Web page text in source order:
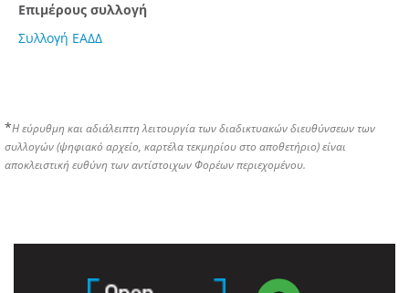
Επιμέρους συλλογή
Συλλογή ΕΑΔΔ
*Η εύρυθμη και αδιάλειπτη λειτουργία των διαδικτυακών διευθύνσεων των
συλλογών (ψηφιακό αρχείο, καρτέλα τεκμηρίου στο αποθετήριο) είναι
αποκλειστική ευθύνη των αντίστοιχων Φορέων περιεχομένου.